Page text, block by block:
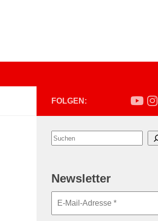
FOLGEN:
Suchen
Newsletter